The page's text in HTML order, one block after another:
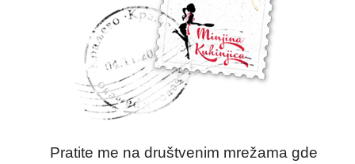
Pratite me na društvenim mrežama gde